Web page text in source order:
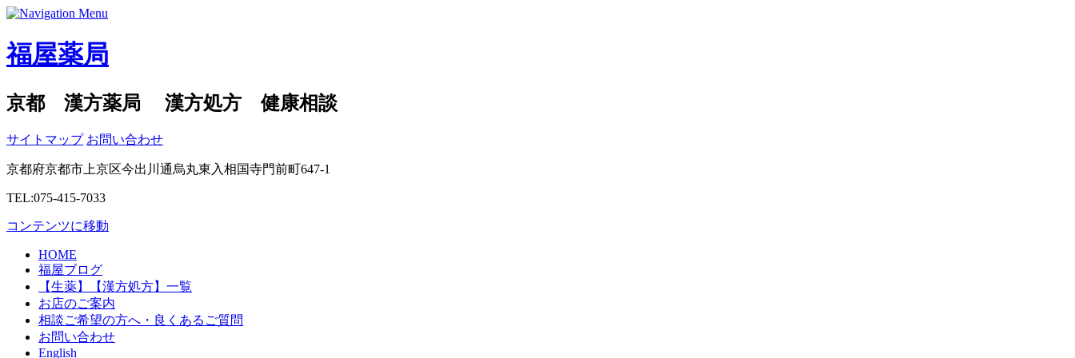
福屋薬局
京都 漢方薬局 漢方処方 健康相談
サイトマップ お問い合わせ
京都府京都市上京区今出川通烏丸東入相国寺門前町647-1
TEL:075-415-7033
コンテンツに移動
HOME
福屋ブログ
【生薬】【漢方処方】一覧
お店のご案内
相談ご希望の方へ・良くあるご質問
お問い合わせ
English